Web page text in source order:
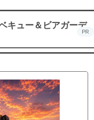
キュー＆ビアガーデ
PR